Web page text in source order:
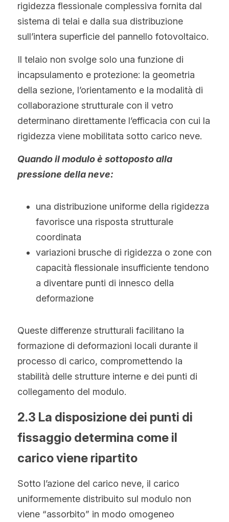
rigidezza flessionale complessiva fornita dal
sistema di telai e dalla sua distribuzione
sull’intera superficie del pannello fotovoltaico.
Il telaio non svolge solo una funzione di
incapsulamento e protezione: la geometria
della sezione, l’orientamento e la modalità di
collaborazione strutturale con il vetro
determinano direttamente l’efficacia con cui la
rigidezza viene mobilitata sotto carico neve.
Quando il modulo è sottoposto alla
pressione della neve:
una distribuzione uniforme della rigidezza
favorisce una risposta strutturale
coordinata
variazioni brusche di rigidezza o zone con
capacità flessionale insufficiente tendono
a diventare punti di innesco della
deformazione
Queste differenze strutturali facilitano la
formazione di deformazioni locali durante il
processo di carico, compromettendo la
stabilità delle strutture interne e dei punti di
collegamento del modulo.
2.3 La disposizione dei punti di
fissaggio determina come il
carico viene ripartito
Sotto l’azione del carico neve, il carico
uniformemente distribuito sul modulo non
viene “assorbito” in modo omogeneo